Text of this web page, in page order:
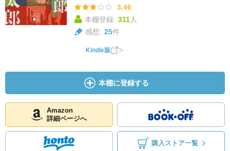
3.46
本棚登録: 311人
感想: 25件
Kindle版
本棚に登録する
Amazon
詳細ページへ
購入ストア一覧